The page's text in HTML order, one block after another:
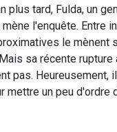
plus tard, Fulda, un
l'enquête. Entre
le mènent
sa récente
pas. Heureusement,
mettre un peu d'ordre